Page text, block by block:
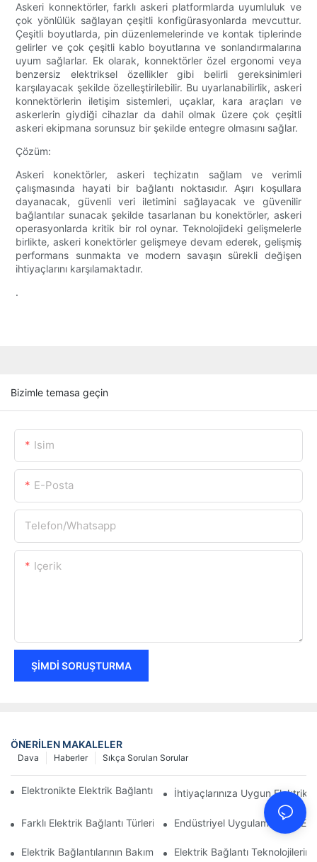
Askeri konnektörler, farklı askeri platformlarda uyumluluk ve
çok yönlülük sağlayan çeşitli konfigürasyonlarda mevcuttur.
Çeşitli boyutlarda, pin düzenlemelerinde ve kontak tiplerinde
gelirler ve çok çeşitli kablo boyutlarına ve sonlandırmalarına
uyum sağlarlar. Ek olarak, konnektörler özel ergonomi veya
benzersiz elektriksel özellikler gibi belirli gereksinimleri
karşılayacak şekilde özelleştirilebilir. Bu uyarlanabilirlik, askeri
konnektörlerin iletişim sistemleri, uçaklar, kara araçları ve
askerlerin giydiği cihazlar da dahil olmak üzere çok çeşitli
askeri ekipmana sorunsuz bir şekilde entegre olmasını sağlar.
Çözüm:
Askeri konektörler, askeri teçhizatın sağlam ve verimli
çalışmasında hayati bir bağlantı noktasıdır. Aşırı koşullara
dayanacak, güvenli veri iletimini sağlayacak ve güvenilir
bağlantılar sunacak şekilde tasarlanan bu konektörler, askeri
operasyonlarda kritik bir rol oynar. Teknolojideki gelişmelerle
birlikte, askeri konektörler gelişmeye devam ederek, gelişmiş
performans sunmakta ve modern savaşın sürekli değişen
ihtiyaçlarını karşılamaktadır.
.
Bizimle temasa geçin
Isim
E-Posta
Telefon/whatsapp
Içerik
ŞIMDI SORUŞTURMA
ÖNERILEN MAKALELER
Sıkça Sorulan Sorular
Haberler
Dava
Elektronikte Elektrik Bağlantıları Üzerinde Teknolojinin Etkisi
İhtiyaçlarınıza Uygun Elektrik
Farklı Elektrik Bağlantı Türlerinin Karşılaştırmalı Analizi
Endüstriyel Uygulamalarda
Elektrik Bağlantılarının Bakımı İçin En İyi Uygulamalar
Elektrik Bağlantı